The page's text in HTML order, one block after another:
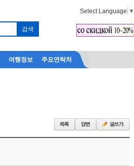
Select Language ▼
여행정보 주요연락처